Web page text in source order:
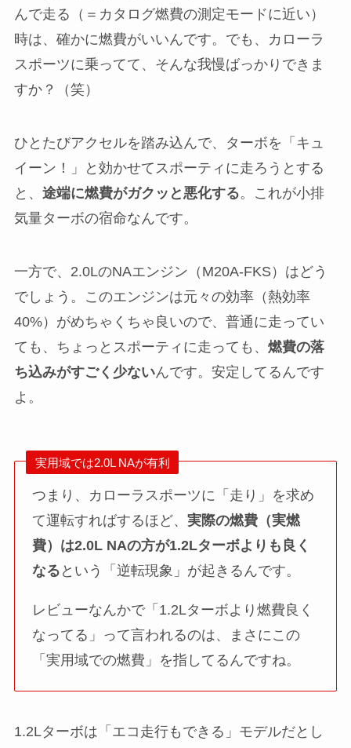
んで走る（＝カタログ燃費の測定モードに近い）
時は、確かに燃費がいいんです。でも、カローラ
スポーツに乗ってて、そんな我慢ばっかりできま
すか？（笑）
ひとたびアクセルを踏み込んで、ターボを「キュ
イーン！」と効かせてスポーティに走ろうとする
と、 途端に燃費がガクッと悪化する。これが小排
気量ターボの宿命なんです。
一方で、2.0LのNAエンジン（M20A-FKS）はどう
でしょう。このエンジンは元々の効率（熱効率
40%）がめちゃくちゃ良いので、普通に走ってい
ても、ちょっとスポーティに走っても、 燃費の落
ち込みがすごく少ないんです。安定してるんです
よ。
実用域では2.0L NAが有利
つまり、カローラスポーツに「走り」を求め
て運転すればするほど、実際の燃費（実燃
費）は2.0L NAの方が1.2Lターボよりも良く
なる という「逆転現象」が起きるんです。
レビューなんかで「1.2Lターボより燃費良く
なってる」って言われるのは、まさにこの
「実用域での燃費」を指してるんですね。
1.2Lターボは「エコ走行もできる」モデルだとし